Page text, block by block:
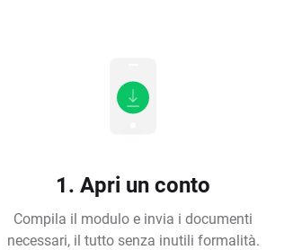
1. Apri un conto
Compila il modulo e invia i documenti
necessari, il tutto senza inutili formalità.